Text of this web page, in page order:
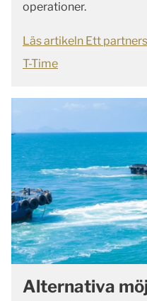
operationer.
Läs artikeln Ett
T-Time
Alternativa